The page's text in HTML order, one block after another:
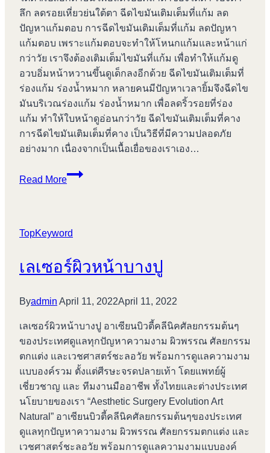
ลึก ลดรอยเหี่ยวย่นใต้ตา ฉีดไขมันเติมเต็มที่แก้ม ลด
ปัญหาแก้มตอบ การฉีดไขมันเติมเต็มที่แก้ม ลดปัญหา
แก้มตอบ เพราะแก้มตอบจะทำให้โหนกแก้มและหน้าแก่
กว่าวัย เราจึงต้องเติมเต็มไขมันที่แก้ม เพื่อทำให้แก้มดู
อวบอิ่มหน้าหวานขึ้นดูเด็กลงอีกด้วย ฉีดไขมันเติมเต็มที่
ร่องแก้ม ร่องน้ำหมาก หลายคนมีปัญหาเวลายิ้มจึงฉีดไข
มันบริเวณร่องแก้ม ร่องน้ำหมาก เพื่อลดริ้วรอยที่ร่อง
แก้ม ทำให้ใบหน้าดูอ่อนกว่าวัย ฉีดไขมันเติมเต็มที่คาง
การฉีดไขมันเติมเต็มที่คาง เป็นวิธีที่มีความปลอดภัย
อย่างมาก เนื่องจากเป็นเนื้อเยื่อของเราเอง…
Read More
กระชับ
TopKeyword
เลเซอร์ผิวหน้าบางปู
Byadmin April 11, 2022April 11, 2022
เลเซอร์ผิวหน้าบางปู อาเซียนบิวตี้คลีนิคศัลยกรรมต้นๆ
ของประเทศดูแลทุกปัญหาความงาม ผิวพรรณ ศัลยกรรม
ตกแต่ง และเวชศาสตร์ชะลอวัย พร้อมการดูแลความงาม
แบบองค์รวม ตั้งแต่ศีรษะจรดปลายเท้า โดยแพทย์ผู้
เชี่ยวชาญ และ ทีมงานมืออาชีพ ทั้งไทยและต่างประเทศ
นโยบายของเรา “Aesthetic Surgery Evolution Art
Natural” อาเซียนบิวตี้คลีนิคศัลยกรรมต้นๆของประเทศ
ดูแลทุกปัญหาความงาม ผิวพรรณ ศัลยกรรมตกแต่ง และ
เวชศาสตร์ชะลอวัย พร้อมการดูแลความงามแบบองค์